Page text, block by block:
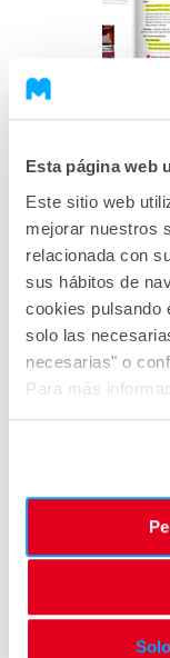
Esta página web
Este sitio web
mejorar nuestros
relacionada con
sus hábitos de
cookies pulsando
solo las
necesarias" o
Para más